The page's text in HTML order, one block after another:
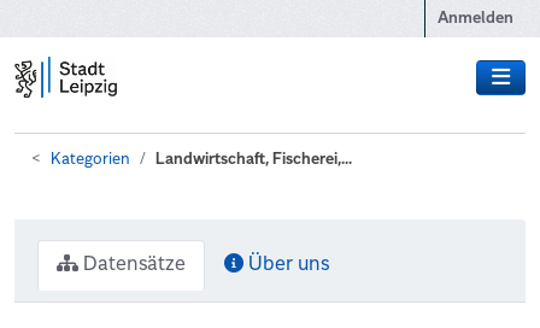
Anmelden
Kategorien Landwirtschaft, Fischerei,...
Datensätze Über uns